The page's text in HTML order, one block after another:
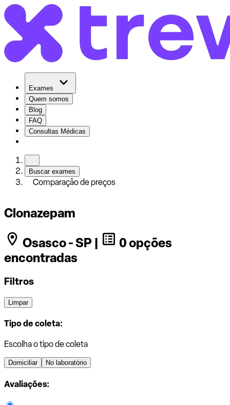
Exames
Quem somos
Blog
FAQ
Consultas Médicas
Buscar exames
Comparação de preços
Clonazepam
Osasco - SP |
0 opções
encontradas
Filtros
Limpar
Tipo de coleta:
Escolha o tipo de coleta
Domiciliar No laboratório
Avaliações: